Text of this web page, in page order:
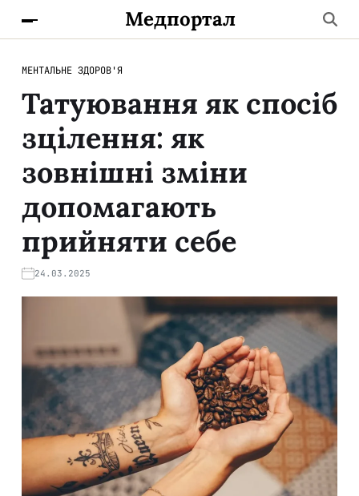
Медпортал
МЕНТАЛЬНЕ ЗДОРОВ'Я
Татуювання як спосіб
зцілення: як
зовнішні зміни
допомагають
прийняти себе
24.03.2025